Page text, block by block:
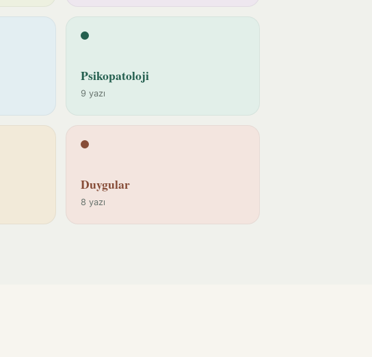
Psikopatoloji
9 yazı
Duygular
8 yazı